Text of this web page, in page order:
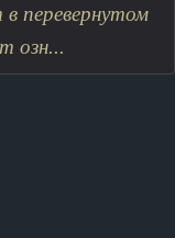
перевернутом
озн...